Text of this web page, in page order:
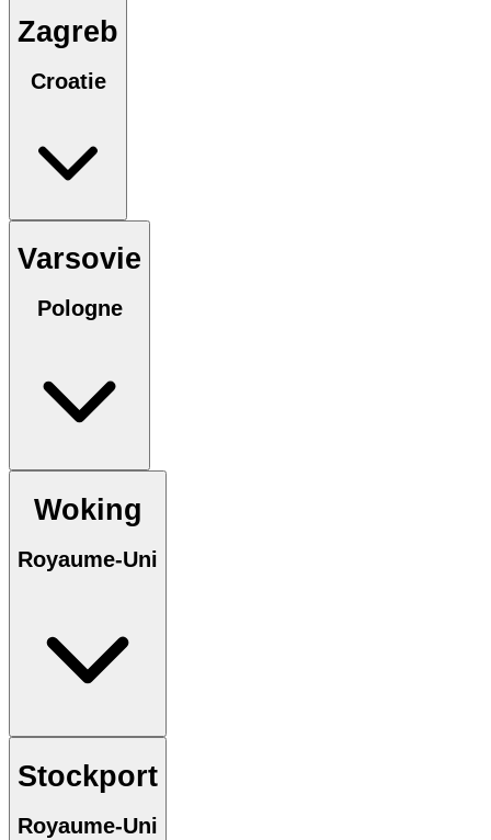
Zagreb
Croatie
Varsovie
Pologne
Woking
Royaume-Uni
Stockport
Royaume-Uni